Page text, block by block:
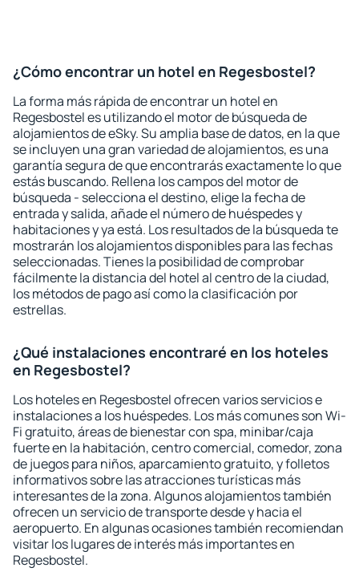
¿Cómo encontrar un hotel en Regesbostel?
La forma más rápida de encontrar un hotel en
Regesbostel es utilizando el motor de búsqueda de
alojamientos de eSky. Su amplia base de datos, en la que
se incluyen una gran variedad de alojamientos, es una
garantía segura de que encontrarás exactamente lo que
estás buscando. Rellena los campos del motor de
búsqueda - selecciona el destino, elige la fecha de
entrada y salida, añade el número de huéspedes y
habitaciones y ya está. Los resultados de la búsqueda te
mostrarán los alojamientos disponibles para las fechas
seleccionadas. Tienes la posibilidad de comprobar
fácilmente la distancia del hotel al centro de la ciudad,
los métodos de pago así como la clasificación por
estrellas.
¿Qué instalaciones encontraré en los hoteles
en Regesbostel?
Los hoteles en Regesbostel ofrecen varios servicios e
instalaciones a los huéspedes. Los más comunes son Wi-
Fi gratuito, áreas de bienestar con spa, minibar/caja
fuerte en la habitación, centro comercial, comedor, zona
de juegos para niños, aparcamiento gratuito, y folletos
informativos sobre las atracciones turísticas más
interesantes de la zona. Algunos alojamientos también
ofrecen un servicio de transporte desde y hacia el
aeropuerto. En algunas ocasiones también recomiendan
visitar los lugares de interés más importantes en
Regesbostel.